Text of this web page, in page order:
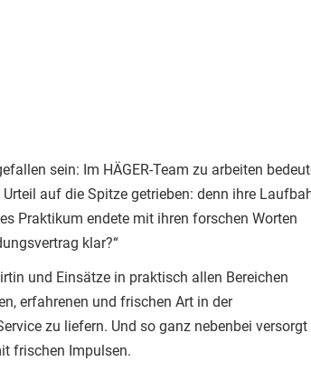
sein: Im HÄGER-Team zu arbeiten
auf die Spitze getrieben: denn ihre
Praktikum endete mit ihren forschen Worten
klar?“
und Einsätze in praktisch allen Bereichen
erfahrenen und frischen Art in der
zu liefern. Und so ganz nebenbei versorgt
frischen Impulsen.